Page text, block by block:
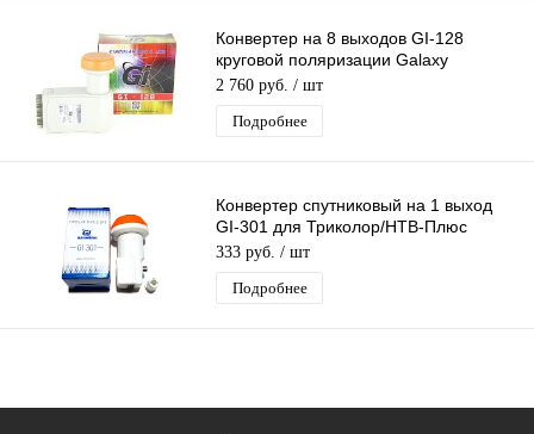
Конвертер на 8 выходов GI-128
круговой поляризации Galaxy
Innovations К+ 8 дляТриколор/НТВ-
Плюс
2 760 руб. / шт
Подробнее
Конвертер спутниковый на 1 выход
GI-301 для Триколор/НТВ-Плюс
круговой поляризации Galaxy
Innovation
333 руб. / шт
Подробнее